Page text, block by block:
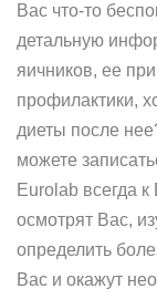
Вас что-то
детальную
яичников, ее
профилактики,
диеты после
можете
Eurolab всегда
осмотрят Вас,
определить
Вас и окажут